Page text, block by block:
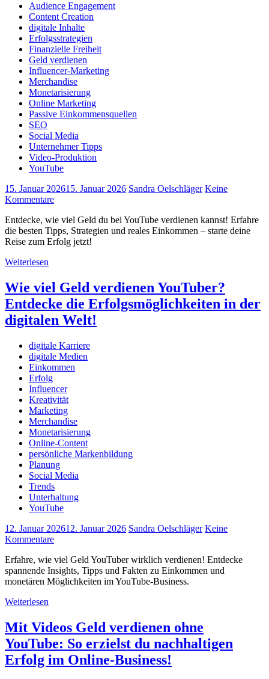
Audience Engagement
Content Creation
digitale Inhalte
Erfolgsstrategien
Finanzielle Freiheit
Geld verdienen
Influencer-Marketing
Merchandise
Monetarisierung
Online Marketing
Passive Einkommensquellen
SEO
Social Media
Unternehmer Tipps
Video-Produktion
YouTube
15. Januar 202615. Januar 2026 Sandra Oelschläger Keine
Kommentare
Entdecke, wie viel Geld du bei YouTube verdienen kannst! Erfahre
die besten Tipps, Strategien und reales Einkommen – starte deine
Reise zum Erfolg jetzt!
Weiterlesen
Wie viel Geld verdienen YouTuber?
Entdecke die Erfolgsmöglichkeiten in der
digitalen Welt!
digitale Karriere
digitale Medien
Einkommen
Erfolg
Influencer
Kreativität
Marketing
Merchandise
Monetarisierung
Online-Content
persönliche Markenbildung
Planung
Social Media
Trends
Unterhaltung
YouTube
12. Januar 202612. Januar 2026 Sandra Oelschläger Keine
Kommentare
Erfahre, wie viel Geld YouTuber wirklich verdienen! Entdecke
spannende Insights, Tipps und Fakten zu Einkommen und
monetären Möglichkeiten im YouTube-Business.
Weiterlesen
Mit Videos Geld verdienen ohne
YouTube: So erzielst du nachhaltigen
Erfolg im Online-Business!